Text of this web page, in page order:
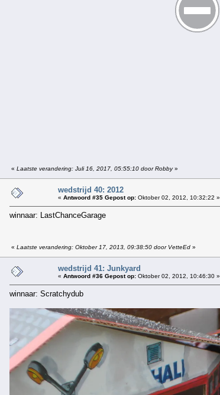
« Laatste verandering: Juli 16, 2017, 05:55:10 door Robby»
wedstrijd 40: 2012
« Antwoord #35 Gepost op: Oktober 02, 2012, 10:32:22 »
winnaar: LastChanceGarage
« Laatste verandering: Oktober 17, 2013, 09:38:50 door VetteEd »
wedstrijd 41: Junkyard
« Antwoord #36 Gepost op: Oktober 02, 2012, 10:46:30 »
winnaar: Scratchydub